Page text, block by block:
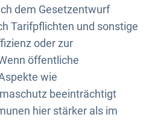
dem Gesetzentwurf
Tarifpflichten und sonstige
oder zur
öffentliche
wie
beeinträchtigt
hier stärker als im